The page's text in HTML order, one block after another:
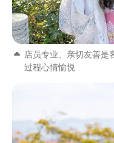
店员专业、亲切友善是
过程心情愉悦